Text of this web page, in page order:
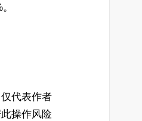
代表作者
操作风险